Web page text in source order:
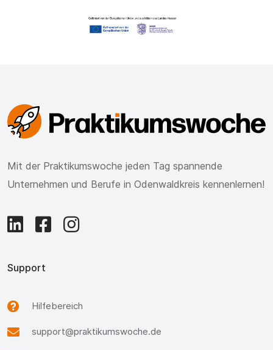
Mit der Praktikumswoche jeden Tag spannende
Unternehmen und Berufe in Odenwaldkreis kennenlernen!
Support
Hilfebereich
support@praktikumswoche.de